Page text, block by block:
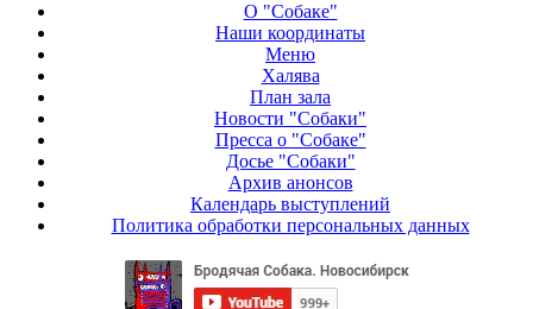
О "Собаке"
Наши координаты
Меню
Халява
План зала
Новости "Собаки"
Пресса о "Собаке"
Досье "Собаки"
Архив анонсов
Календарь выступлений
Политика обработки персональных данных